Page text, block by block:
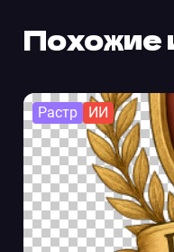
Похожие
Растр ИИ